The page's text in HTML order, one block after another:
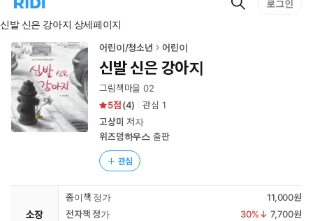
홈
로
이
동
로그인
신발 신은 강아지 상세페이지
어린이/청소년 어린이
신발 신은 강아지
그림책마을 02
5
(4) 관심 1
고상미 저자
위즈덤하우스 출판
관심
소장
종이책 정가
11,000원
전자책 정가
30%↓ 7,700원